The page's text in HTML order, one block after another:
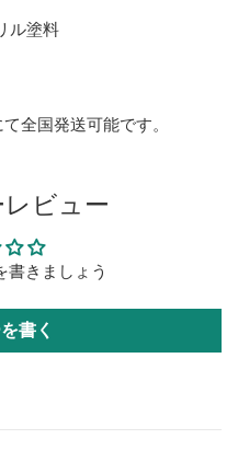
ル塗料
全国発送可能です。
ビュー
書きましょう
書く